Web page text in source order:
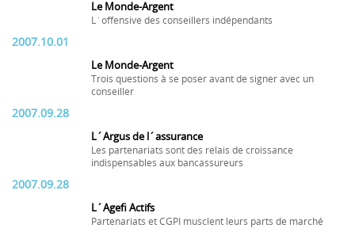
Le Monde-Argent
L´offensive des conseillers indépendants
2007.10.01
Le Monde-Argent
Trois questions à se poser avant de signer avec un
conseiller
2007.09.28
L´Argus de l´assurance
Les partenariats sont des relais de croissance
indispensables aux bancassureurs
2007.09.28
L´Agefi Actifs
Partenariats et CGPI musclent leurs parts de marché